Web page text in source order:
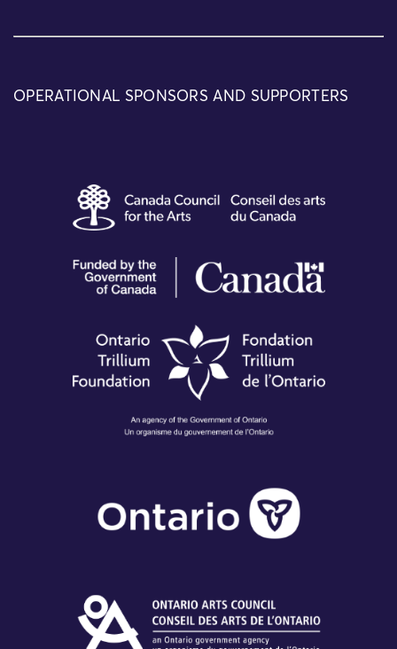
OPERATIONAL SPONSORS AND SUPPORTERS